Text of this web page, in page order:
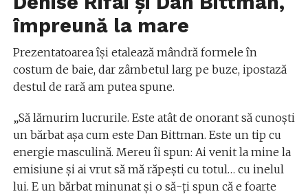
împreună la mare
Prezentatoarea își etalează mândră formele în
costum de baie, dar zâmbetul larg pe buze, ipostază
destul de rară am putea spune.
„Să lămurim lucrurile. Este atât de onorant să cunoști
un bărbat așa cum este Dan Bittman. Este un tip cu
energie masculină. Mereu îi spun: Ai venit la mine la
emisiune și ai vrut să mă răpești cu totul… cu inelul
lui. E un bărbat minunat și o să-ți spun că e foarte